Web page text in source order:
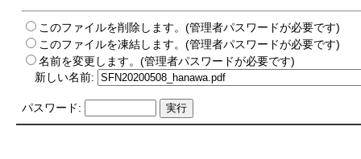
このファイルを削除します。(管理者パスワードが必要です)
このファイルを凍結します。(管理者パスワードが必要です)
名前を変更します。(管理者パスワードが必要です)
新しい名前:
パスワード: